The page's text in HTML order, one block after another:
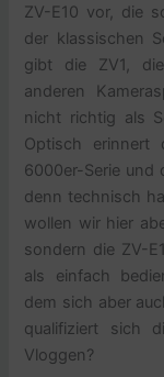
ZV-E10 vor, die
der klassischen
gibt die ZV1,
anderen
nicht richtig als
Optisch erinnert
6000er-Serie und
denn technisch
wollen wir hier
sondern die ZV-
als einfach
dem sich aber
qualifiziert sich
Vloggen?